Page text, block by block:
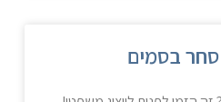
בסמים